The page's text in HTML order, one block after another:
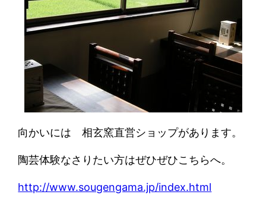
向かいには 相玄窯直営ショップがあります。
陶芸体験なさりたい方はぜひぜひこちらへ。
http://www.sougengama.jp/index.html